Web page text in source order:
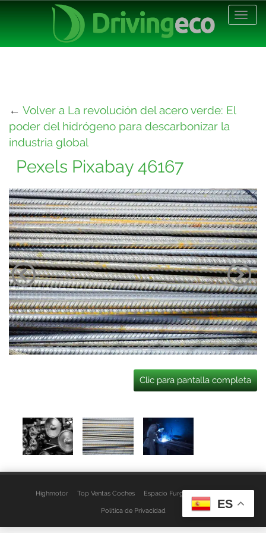
← Volver a La revolución del acero verde: El
poder del hidrógeno para descarbonizar la
industria global
Pexels Pixabay 46167
Clic para pantalla completa
Highmotor Top Ventas Coches Espacio Furgo Aviso Legal
Política de Privacidad ES